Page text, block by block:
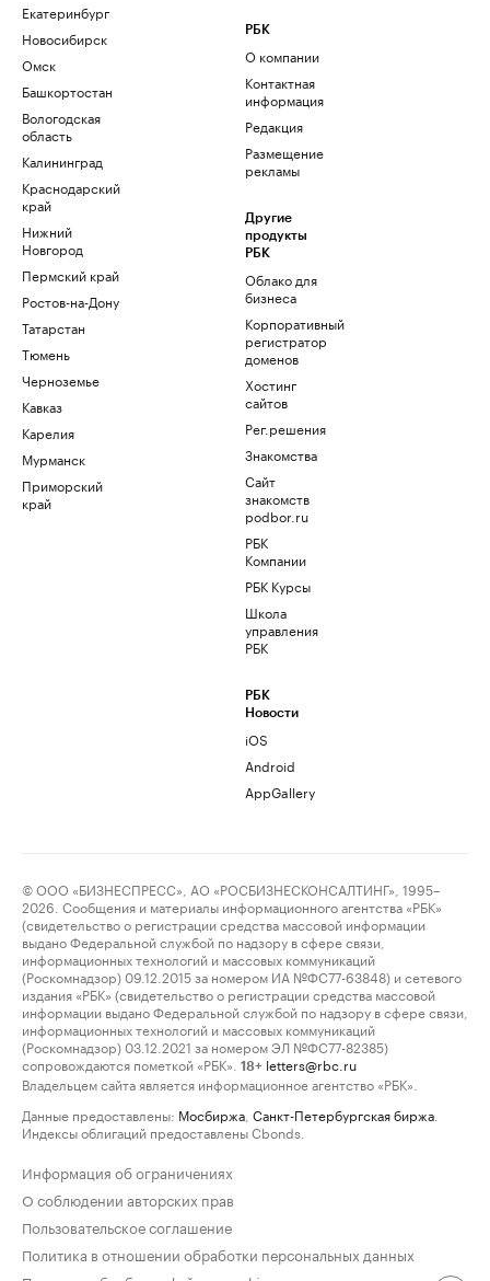
Екатеринбург
Новосибирск
Омск
Башкортостан
Вологодская
область
Калининград
Краснодарский
край
Нижний
Новгород
Пермский край
Ростов-на-Дону
Татарстан
Тюмень
Черноземье
Кавказ
Карелия
Мурманск
Приморский
край
РБК
О компании
Контактная
информация
Редакция
Размещение
рекламы
Другие
продукты
РБК
Облако для
бизнеса
Корпоративный
регистратор
доменов
Хостинг
сайтов
Рег.решения
Знакомства
Сайт
знакомств
podbor.ru
РБК
Компании
РБК Курсы
Школа
управления
РБК
РБК
Новости
iOS
Android
AppGallery
© ООО «БИЗНЕСПРЕСС», АО «РОСБИЗНЕСКОНСАЛТИНГ», 1995–
2026. Сообщения и материалы информационного агентства «РБК»
(свидетельство о регистрации средства массовой информации
выдано Федеральной службой по надзору в сфере связи,
информационных технологий и массовых коммуникаций
(Роскомнадзор) 09.12.2015 за номером ИА №ФС77-63848) и сетевого
издания «РБК» (свидетельство о регистрации средства массовой
информации выдано Федеральной службой по надзору в сфере связи,
информационных технологий и массовых коммуникаций
(Роскомнадзор) 03.12.2021 за номером ЭЛ №ФС77-82385)
сопровождаются пометкой «РБК».
18+ letters@rbc.ru
Владельцем сайта является информационное агентство «РБК».
Данные предоставлены: Мосбиржа Санкт-Петербургская биржа
Индексы облигаций предоставлены Cbonds.
Информация об ограничениях
О соблюдении авторских прав
Пользовательское соглашение
Политика в отношении обработки персональных данных